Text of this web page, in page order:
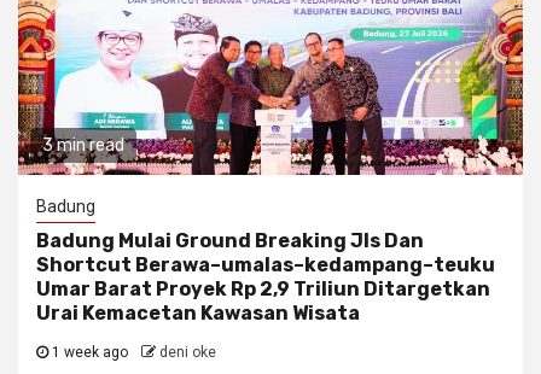
3 min read
Badung
Badung Mulai Ground Breaking Jls Dan
Shortcut Berawa–umalas–kedampang–teuku
Umar Barat Proyek Rp 2,9 Triliun Ditargetkan
Urai Kemacetan Kawasan Wisata
1 week ago deni oke